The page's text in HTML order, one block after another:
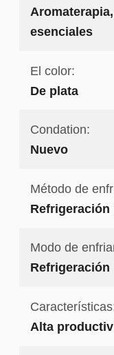
esenciales
El color:
De plata
Condation:
Nuevo
Método de
Refrigeración
Modo de
Refrigeración
Alta